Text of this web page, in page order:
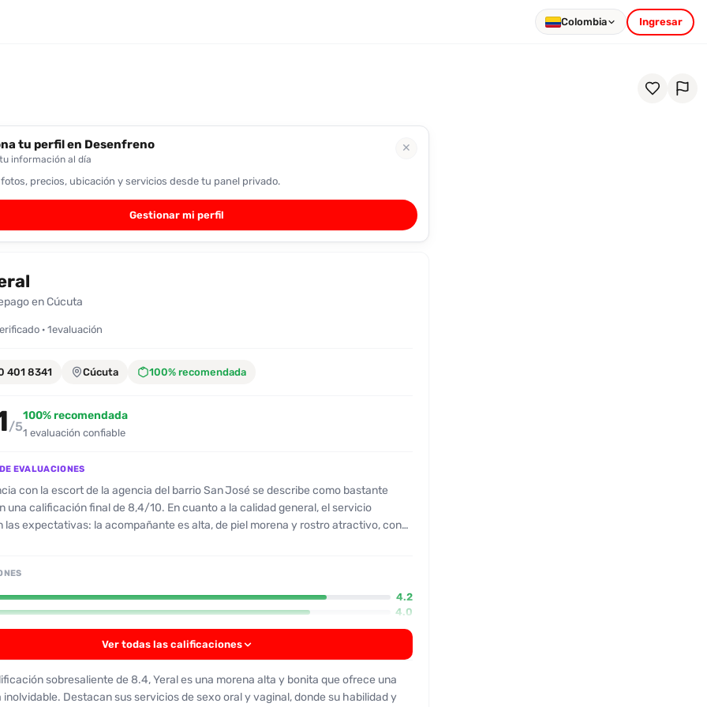
Colombia Ingresar
tu perfil en Desenfreno
información al día
✕
precios, ubicación y servicios desde tu panel privado.
Gestionar mi perfil
en Cúcuta
· 1evaluación
401 8341 Cúcuta 100% recomendada
/5
100% recomendada
1 evaluación confiable
EVALUACIONES
con la escort de la agencia del barrio San José se describe como bastante
final de 8,4/10. En cuanto a la calidad general, el servicio
las expectativas: la acompañante es alta, de piel morena y rostro atractivo, con
físico se alinea con las fotos, y la higiene es
con soltura, se mantiene en contacto visual y acepta besos cuando hay
que el anal se ofrecía pero no se utilizó. Se señala que la escort es
disfruta del acto, dejando de lado el uso del celular durante la sesión, aunque en
usó. Un patrón recurrente en la reseña es la atención al detalle
sobre el servicio, destacando tanto los puntos fuertes como el uso ocasional
con la imagen mostrada en línea.
4.2
4.0
Ver todas las calificaciones
sobresaliente de 8.4, Yeral es una morena alta y bonita que ofrece una
Destacan sus servicios de sexo oral y vaginal, donde su habilidad y